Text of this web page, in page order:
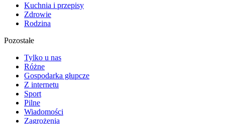
Kuchnia i przepisy
Zdrowie
Rodzina
Pozostałe
Tylko u nas
Różne
Gospodarka głupcze
Z internetu
Sport
Pilne
Wiadomości
Zagrożenia